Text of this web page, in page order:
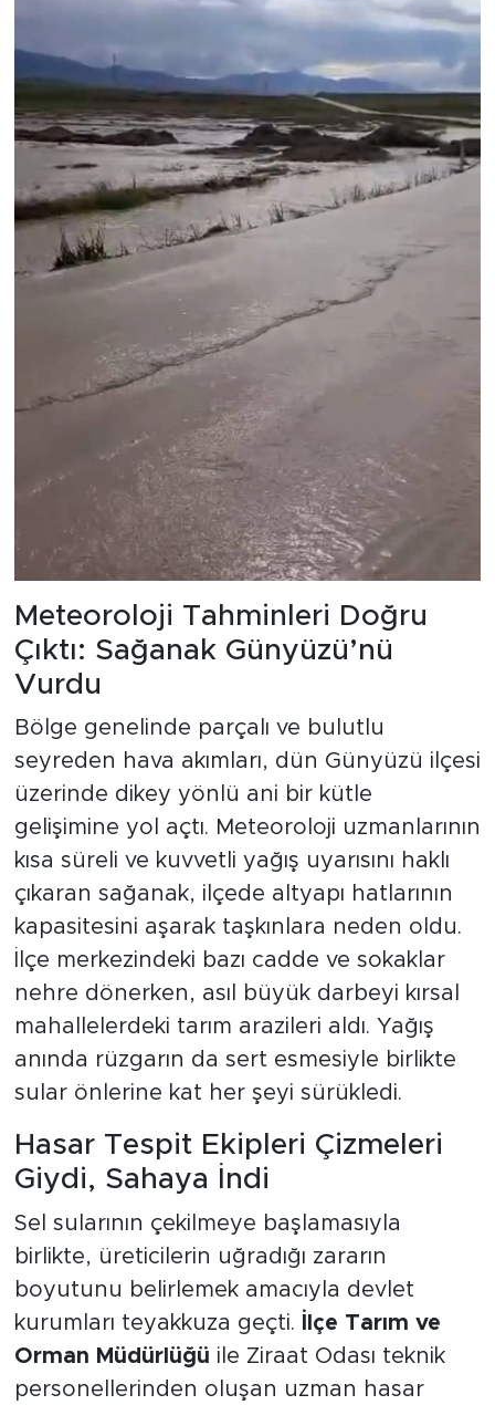
Meteoroloji Tahminleri Doğru
Çıktı: Sağanak Günyüzü’nü
Vurdu
Bölge genelinde parçalı ve bulutlu
seyreden hava akımları, dün Günyüzü ilçesi
üzerinde dikey yönlü ani bir kütle
gelişimine yol açtı. Meteoroloji uzmanlarının
kısa süreli ve kuvvetli yağış uyarısını haklı
çıkaran sağanak, ilçede altyapı hatlarının
kapasitesini aşarak taşkınlara neden oldu.
İlçe merkezindeki bazı cadde ve sokaklar
nehre dönerken, asıl büyük darbeyi kırsal
mahallelerdeki tarım arazileri aldı. Yağış
anında rüzgarın da sert esmesiyle birlikte
sular önlerine kat her şeyi sürükledi.
Hasar Tespit Ekipleri Çizmeleri
Giydi, Sahaya İndi
Sel sularının çekilmeye başlamasıyla
birlikte, üreticilerin uğradığı zararın
boyutunu belirlemek amacıyla devlet
kurumları teyakkuza geçti.
İlçe Tarım ve
Orman Müdürlüğü ile Ziraat Odası teknik
personellerinden oluşan uzman hasar